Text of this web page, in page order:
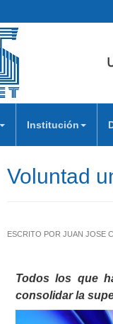
Institución
Voluntad
ESCRITO POR JUAN JOSE
Todos los que
consolidar la